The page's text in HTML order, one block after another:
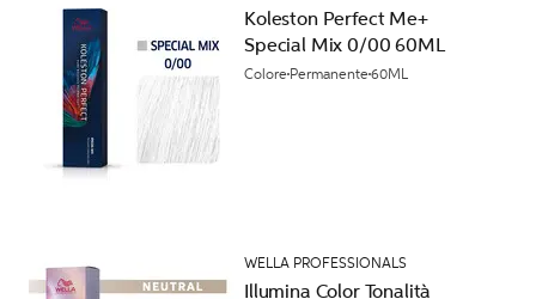
Koleston Perfect Me+
Special Mix 0/00 60ML
Colore Permanente60ML
WELLA PROFESSIONALS
Illumina Color Tonalità